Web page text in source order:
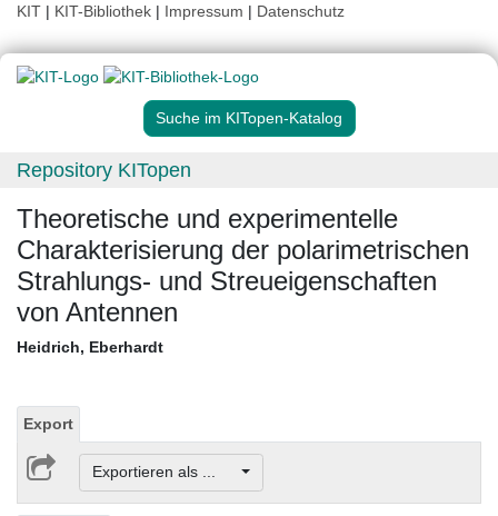
KIT | KIT-Bibliothek | Impressum | Datenschutz
Suche im KITopen-Katalog
Repository KITopen
Theoretische und experimentelle
Charakterisierung der polarimetrischen
Strahlungs- und Streueigenschaften
von Antennen
Heidrich, Eberhardt
Export
Exportieren als ...